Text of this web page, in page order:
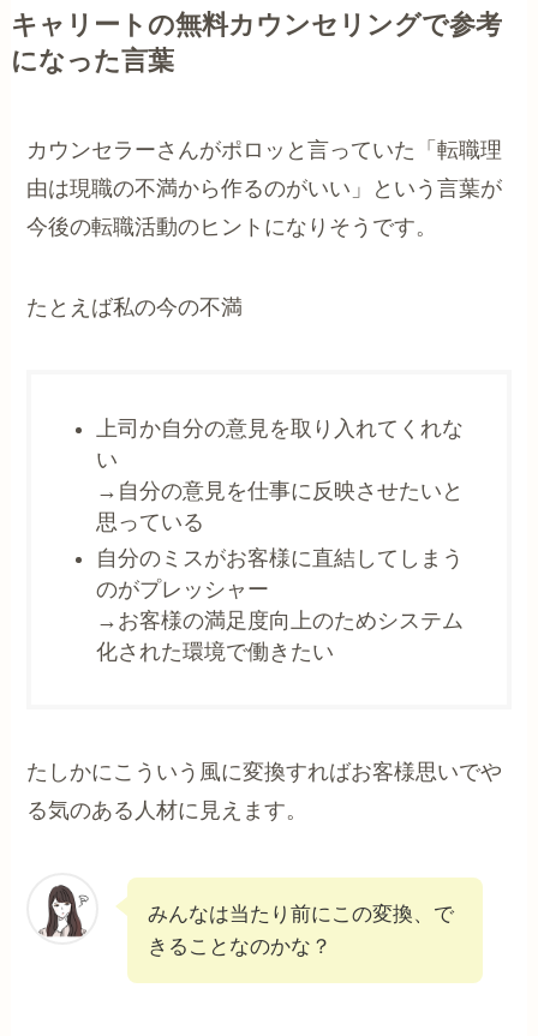
キャリートの無料カウンセリングで参考
になった言葉
カウンセラーさんがポロッと言っていた「転職理
由は現職の不満から作るのがいい」という言葉が
今後の転職活動のヒントになりそうです。
たとえば私の今の不満
上司か自分の意見を取り入れてくれな
い
→自分の意見を仕事に反映させたいと
思っている
自分のミスがお客様に直結してしまう
のがプレッシャー
→お客様の満足度向上のためシステム
化された環境で働きたい
たしかにこういう風に変換すればお客様思いでや
る気のある人材に見えます。
みんなは当たり前にこの変換、で
きることなのかな？